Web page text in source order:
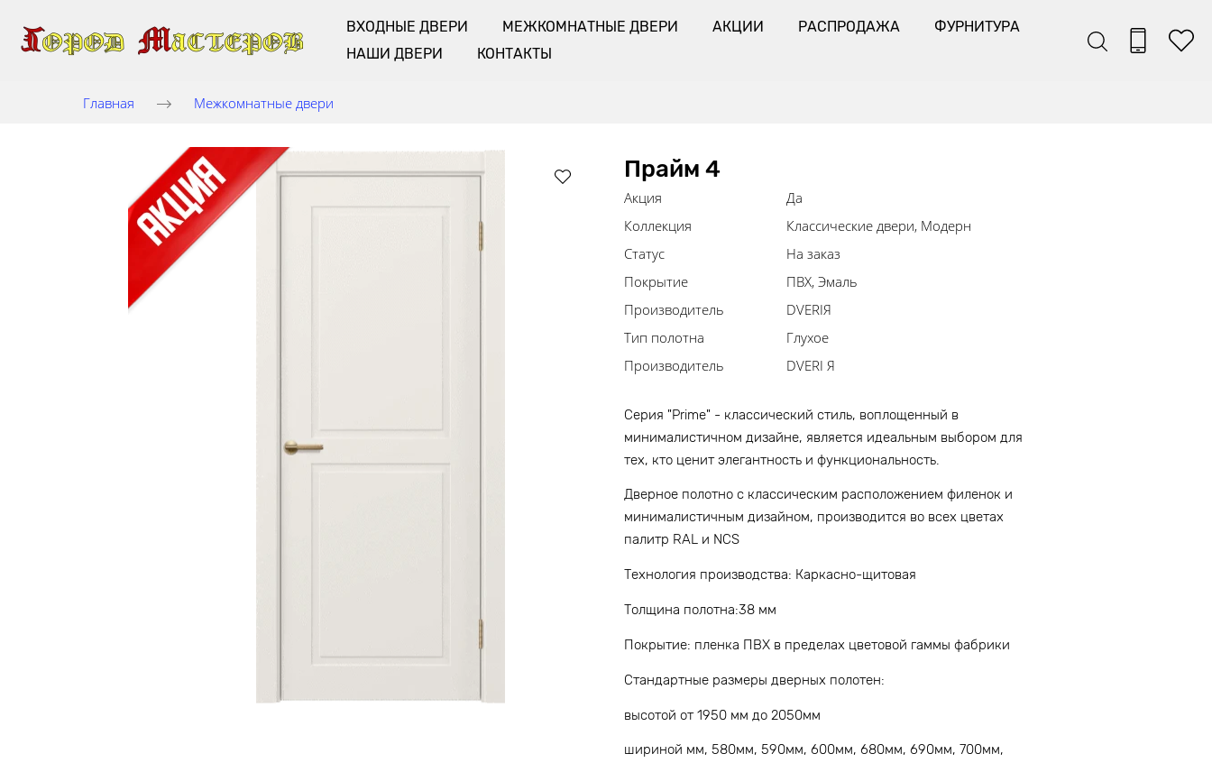
ВХОДНЫЕ ДВЕРИ МЕЖКОМНАТНЫЕ ДВЕРИ АКЦИИ РАСПРОДАЖА
ФУРНИТУРА
НАШИ ДВЕРИ
КОНТАКТЫ
Главная Межкомнатные двери
Прайм 4
Акция
Да
Коллекция
Классические двери, Модерн
Статус
На заказ
Покрытие
ПВХ, Эмаль
Производитель
DVERIЯ
Тип полотна
Глухое
Производитель
DVERI Я
Серия "Prime" - классический стиль, воплощенный в
минималистичном дизайне, является идеальным выбором для
тех, кто ценит элегантность и функциональность.
Дверное полотно с классическим расположением филенок и
минималистичным дизайном, производится во всех цветах
палитр RAL и NCS
Технология производства: Каркасно-щитовая
Толщина полотна:38 мм
Покрытие: пленка ПВХ в пределах цветовой гаммы фабрики
Стандартные размеры дверных полотен:
высотой от 1950 мм до 2050мм
шириной мм, 580мм, 590мм, 600мм, 680мм, 690мм, 700мм,